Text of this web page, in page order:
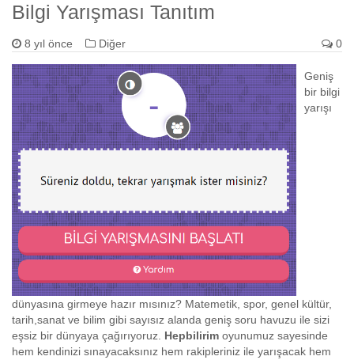
Bilgi Yarışması Tanıtım
8 yıl önce Diğer 0
Geniş
bir bilgi
yarışı
dünyasına girmeye hazır mısınız? Matemetik, spor, genel kültür,
tarih,sanat ve bilim gibi sayısız alanda geniş soru havuzu ile sizi
eşsiz bir dünyaya çağırıyoruz. Hepbilirim oyunumuz sayesinde
hem kendinizi sınayacaksınız hem rakipleriniz ile yarışacak hem